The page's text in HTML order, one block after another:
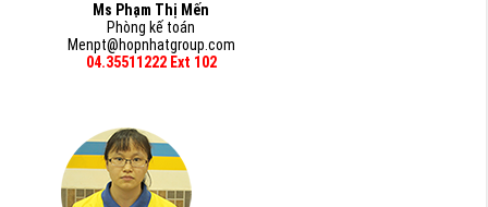
Ms Phạm Thị Mến
Phòng kế toán
Menpt@hopnhatgroup.com
04.35511222 Ext 102